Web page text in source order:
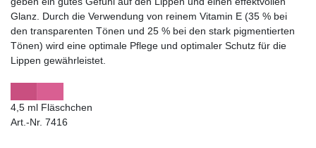
Glanz. Durch die Verwendung von reinem Vitamin E (35 % bei
den transparenten Tönen und 25 % bei den stark pigmentierten
Tönen) wird eine optimale Pflege und optimaler Schutz für die
Lippen gewährleistet.
4,5 ml Fläschchen
Art.-Nr. 7416